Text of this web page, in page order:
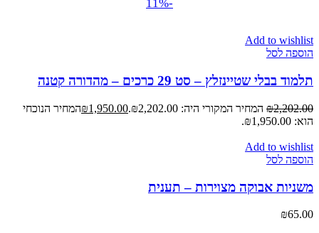
-11%
Add to wishlist
הוספה לסל
תלמוד בבלי שטיינזלץ – סט 29 כרכים – מהדורה קטנה
₪2,202.00 המחיר המקורי היה: ₪2,202.00. ₪1,950.00
המחיר הנוכחי
הוא: ₪1,950.00.
Add to wishlist
הוספה לסל
משניות אבוקה מצוירות – תענית
₪65.00